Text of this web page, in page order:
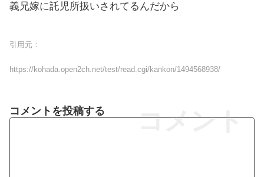
義兄嫁に託児所扱いされてるんだから
引用元：
https://kohada.open2ch.net/test/read.cgi/kankon/1494568938/
コメント
コメントを投稿する